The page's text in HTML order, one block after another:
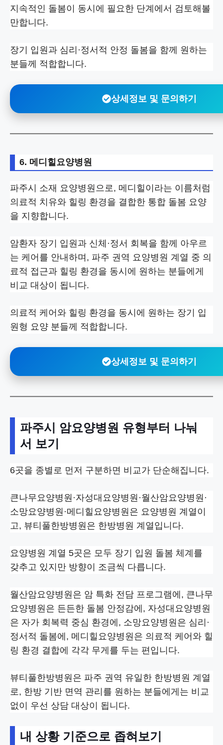
지속적인 돌봄이 동시에 필요한 단계에서 검토해볼
만합니다.
장기 입원과 심리·정서적 안정 돌봄을 함께 원하는
분들께 적합합니다.
상세정보 및 문의하기
6. 메디힐요양병원
파주시 소재 요양병원으로, 메디힐이라는 이름처럼
의료적 치유와 힐링 환경을 결합한 통합 돌봄 요양
을 지향합니다.
암환자 장기 입원과 신체·정서 회복을 함께 아우르
는 케어를 안내하며, 파주 권역 요양병원 계열 중 의
료적 접근과 힐링 환경을 동시에 원하는 분들에게
비교 대상이 됩니다.
의료적 케어와 힐링 환경을 동시에 원하는 장기 입
원형 요양 분들께 적합합니다.
상세정보 및 문의하기
파주시 암요양병원 유형부터 나눠
서 보기
6곳을 종별로 먼저 구분하면 비교가 단순해집니다.
큰나무요양병원·자성대요양병원·월산암요양병원·
소망요양병원·메디힐요양병원은 요양병원 계열이
고, 뷰티풀한방병원은 한방병원 계열입니다.
요양병원 계열 5곳은 모두 장기 입원 돌봄 체계를
갖추고 있지만 방향이 조금씩 다릅니다.
월산암요양병원은 암 특화 전담 프로그램에, 큰나무
요양병원은 든든한 돌봄 안정감에, 자성대요양병원
은 자가 회복력 중심 환경에, 소망요양병원은 심리·
정서적 돌봄에, 메디힐요양병원은 의료적 케어와 힐
링 환경 결합에 각각 무게를 두는 편입니다.
뷰티풀한방병원은 파주 권역 유일한 한방병원 계열
로, 한방 기반 면역 관리를 원하는 분들에게는 비교
없이 우선 상담 대상이 됩니다.
내 상황 기준으로 좁혀보기